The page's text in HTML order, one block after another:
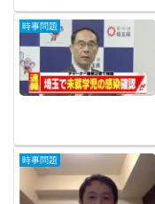
時事問題
時事問題